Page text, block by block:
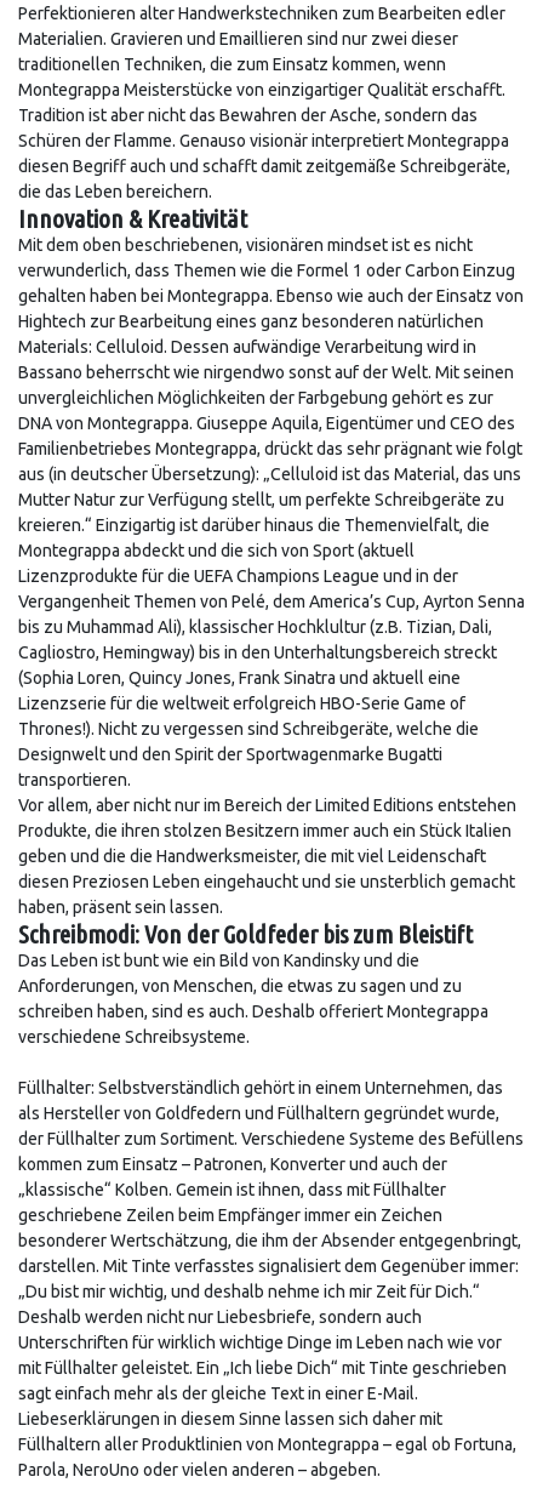
Perfektionieren alter Handwerkstechniken zum Bearbeiten edler
Materialien. Gravieren und Emaillieren sind nur zwei dieser
traditionellen Techniken, die zum Einsatz kommen, wenn
Montegrappa Meisterstücke von einzigartiger Qualität erschafft.
Tradition ist aber nicht das Bewahren der Asche, sondern das
Schüren der Flamme. Genauso visionär interpretiert Montegrappa
diesen Begriff auch und schafft damit zeitgemäße Schreibgeräte,
die das Leben bereichern.
Innovation & Kreativität
Mit dem oben beschriebenen, visionären mindset ist es nicht
verwunderlich, dass Themen wie die Formel 1 oder Carbon Einzug
gehalten haben bei Montegrappa. Ebenso wie auch der Einsatz von
Hightech zur Bearbeitung eines ganz besonderen natürlichen
Materials: Celluloid. Dessen aufwändige Verarbeitung wird in
Bassano beherrscht wie nirgendwo sonst auf der Welt. Mit seinen
unvergleichlichen Möglichkeiten der Farbgebung gehört es zur
DNA von Montegrappa. Giuseppe Aquila, Eigentümer und CEO des
Familienbetriebes Montegrappa, drückt das sehr prägnant wie folgt
aus (in deutscher Übersetzung): „Celluloid ist das Material, das uns
Mutter Natur zur Verfügung stellt, um perfekte Schreibgeräte zu
kreieren.“ Einzigartig ist darüber hinaus die Themenvielfalt, die
Montegrappa abdeckt und die sich von Sport (aktuell
Lizenzprodukte für die UEFA Champions League und in der
Vergangenheit Themen von Pelé, dem America’s Cup, Ayrton Senna
bis zu Muhammad Ali), klassischer Hochklultur (z.B. Tizian, Dali,
Cagliostro, Hemingway) bis in den Unterhaltungsbereich streckt
(Sophia Loren, Quincy Jones, Frank Sinatra und aktuell eine
Lizenzserie für die weltweit erfolgreich HBO-Serie Game of
Thrones!). Nicht zu vergessen sind Schreibgeräte, welche die
Designwelt und den Spirit der Sportwagenmarke Bugatti
transportieren.
Vor allem, aber nicht nur im Bereich der Limited Editions entstehen
Produkte, die ihren stolzen Besitzern immer auch ein Stück Italien
geben und die die Handwerksmeister, die mit viel Leidenschaft
diesen Preziosen Leben eingehaucht und sie unsterblich gemacht
haben, präsent sein lassen.
Schreibmodi: Von der Goldfeder bis zum Bleistift
Das Leben ist bunt wie ein Bild von Kandinsky und die
Anforderungen, von Menschen, die etwas zu sagen und zu
schreiben haben, sind es auch. Deshalb offeriert Montegrappa
verschiedene Schreibsysteme.
Füllhalter: Selbstverständlich gehört in einem Unternehmen, das
als Hersteller von Goldfedern und Füllhaltern gegründet wurde,
der Füllhalter zum Sortiment. Verschiedene Systeme des Befüllens
kommen zum Einsatz – Patronen, Konverter und auch der
„klassische“ Kolben. Gemein ist ihnen, dass mit Füllhalter
geschriebene Zeilen beim Empfänger immer ein Zeichen
besonderer Wertschätzung, die ihm der Absender entgegenbringt,
darstellen. Mit Tinte verfasstes signalisiert dem Gegenüber immer:
„Du bist mir wichtig, und deshalb nehme ich mir Zeit für Dich.“
Deshalb werden nicht nur Liebesbriefe, sondern auch
Unterschriften für wirklich wichtige Dinge im Leben nach wie vor
mit Füllhalter geleistet. Ein „Ich liebe Dich“ mit Tinte geschrieben
sagt einfach mehr als der gleiche Text in einer E-Mail.
Liebeserklärungen in diesem Sinne lassen sich daher mit
Füllhaltern aller Produktlinien von Montegrappa – egal ob Fortuna,
Parola, NeroUno oder vielen anderen – abgeben.